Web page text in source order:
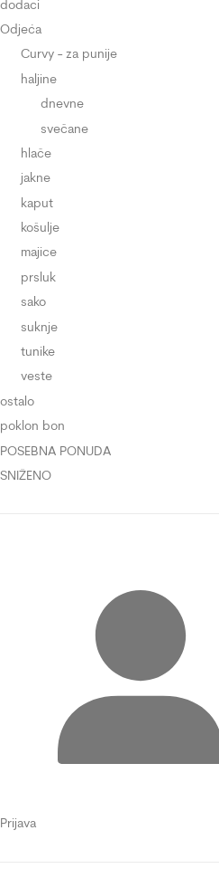
dodaci
Odjeća
Curvy - za punije
haljine
dnevne
svečane
hlače
jakne
kaput
košulje
majice
prsluk
sako
suknje
tunike
veste
ostalo
poklon bon
POSEBNA PONUDA
SNIŽENO
Prijava